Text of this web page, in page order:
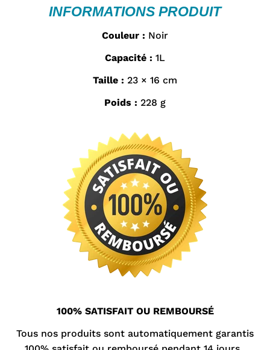
INFORMATIONS PRODUIT
Couleur : Noir
Capacité : 1L
Taille : 23 × 16 cm
Poids : 228 g
100% SATISFAIT OU REMBOURSÉ
Tous nos produits sont automatiquement garantis